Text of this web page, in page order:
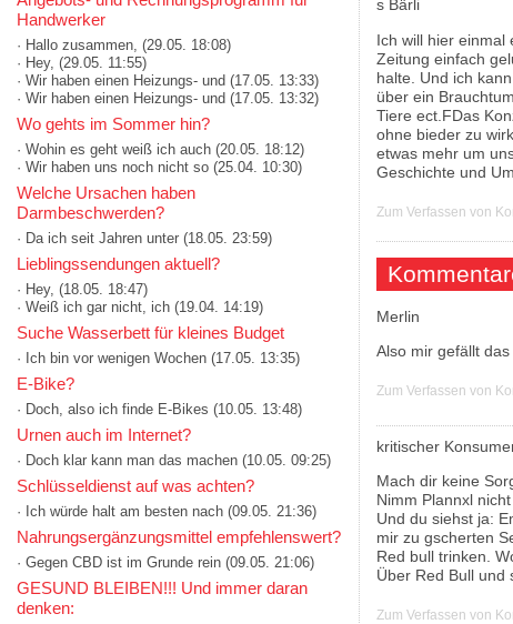
Handwerker
· Hallo zusammen, (29.05. 18:08)
· Hey, (29.05. 11:55)
· Wir haben einen Heizungs- und (17.05. 13:33)
· Wir haben einen Heizungs- und (17.05. 13:32)
Wo gehts im Sommer hin?
· Wohin es geht weiß ich auch (20.05. 18:12)
· Wir haben uns noch nicht so (25.04. 10:30)
Welche Ursachen haben
Darmbeschwerden?
· Da ich seit Jahren unter (18.05. 23:59)
Lieblingssendungen aktuell?
· Hey, (18.05. 18:47)
· Weiß ich gar nicht, ich (19.04. 14:19)
Suche Wasserbett für kleines Budget
· Ich bin vor wenigen Wochen (17.05. 13:35)
E-Bike?
· Doch, also ich finde E-Bikes (10.05. 13:48)
Urnen auch im Internet?
· Doch klar kann man das machen (10.05. 09:25)
Schlüsseldienst auf was achten?
· Ich würde halt am besten nach (09.05. 21:36)
Nahrungsergänzungsmittel empfehlenswert?
· Gegen CBD ist im Grunde rein (09.05. 21:06)
GESUND BLEIBEN!!! Und immer daran
denken:
Ich will hier einmal
Zeitung einfach
halte. Und ich
über ein
Tiere ect.FDas
ohne bieder zu
etwas mehr um
Geschichte und
Zum Verfassen von
Merlin
Also mir gefällt
Zum Verfassen von
kritischer
Mach dir keine
Nimm Plannxl
Und du siehst ja:
mir zu gscherten
Red bull trinken.
Über Red Bull und
Zum Verfassen von